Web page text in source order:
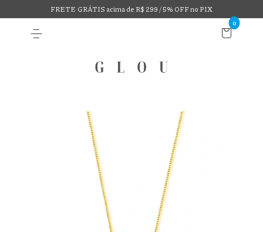
FRETE GRÁTIS acima de R$ 299 / 5% OFF no PIX
0